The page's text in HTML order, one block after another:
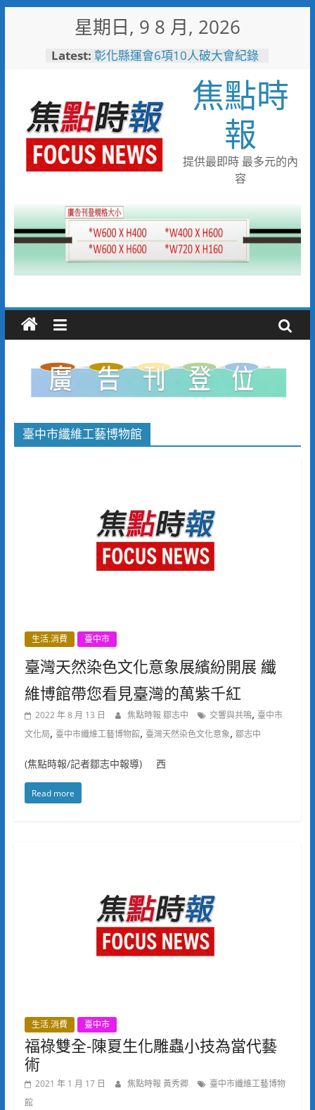
星期日, 9 8 月, 2026
Latest: 彰化縣運會6項10人破大會紀錄
3.5萬人湧入 首週末破6.5萬人
搭台灣好行低碳暢玩小琉球！大
鵬灣管理處推出暑假好康
高雄4,599件作品傳遞拒毒信
念 「2026港都反毒盃」用畫
筆打造兒童防毒力
498位大專青年返鄉 彰化暑期
焦點時
報
提供最即時 最多元的內
容
臺中市纖維工藝博物館
生活.消費 臺中市
臺灣天然染色文化意象展繽紛開展 纖
維博館帶您看見臺灣的萬紫千紅
2022 年 8 月 13 日 焦點時報 鄒志中 交響與共鳴, 臺中市
文化局, 臺中市纖維工藝博物館, 臺灣天然染色文化意象, 鄒志中
(焦點時報/記者鄒志中報導) 西
Read more
生活.消費 臺中市
福祿雙全-陳夏生化雕蟲小技為當代藝
術
2021 年 1 月 17 日 焦點時報 黃秀卿
臺中市纖維工藝博物
館